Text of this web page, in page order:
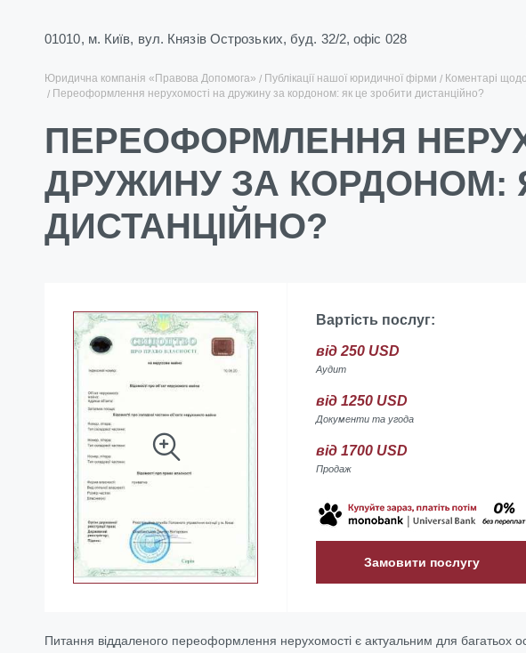
01010, м. Київ, вул. Князів Острозьких, буд. 32/2, офіс 028
Юридична компанія «Правова Допомога» Публікації нашої юридичної фірми
Коментарі
Переоформлення нерухомості на дружину за кордоном: як це зробити дистанційно?
ПЕРЕОФОРМЛЕННЯ
ДРУЖИНУ ЗА КОРДОНОМ:
ДИСТАНЦІЙНО?
Вартість послуг:
від 250 USD
Аудит
від 1250 USD
Документи та угода
від 1700 USD
Продаж
Замовити послугу
Питання віддаленого переоформлення нерухомості є актуальним для багатьох